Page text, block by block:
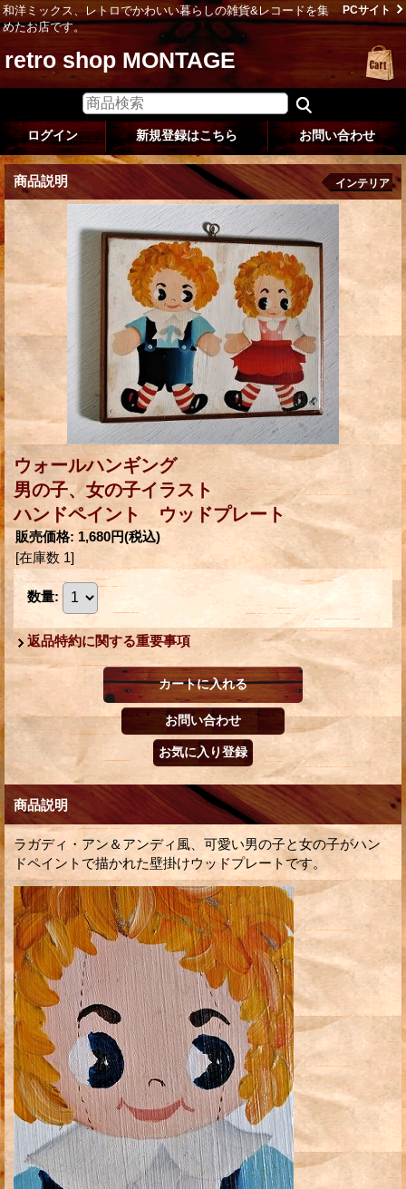
和洋ミックス、レトロでかわいい暮らしの雑貨&レコードを集
めたお店です。
PCサイト
retro shop MONTAGE
ログイン 新規登録はこちら お問い合わせ
商品説明 インテリア
ウォールハンギング
男の子、女の子イラスト
ハンドペイント ウッドプレート
販売価格: 1,680円(税込)
[在庫数 1]
数量:
返品特約に関する重要事項
商品説明
ラガディ・アン＆アンディ風、可愛い男の子と女の子がハン
ドペイントで描かれた壁掛けウッドプレートです。